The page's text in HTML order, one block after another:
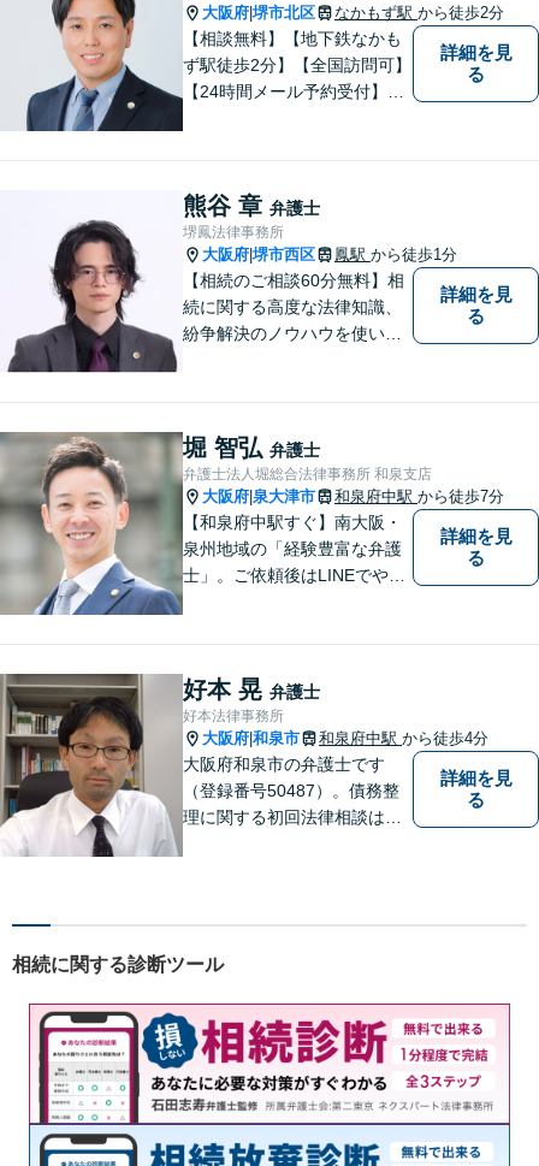
大阪府 堺市北区 なかもず駅 から徒歩2分
【相談無料】【地下鉄なかも
ず駅徒歩2分】【全国訪問可】
【24時間メール予約受付】
ます。
詳細を見
る
熊谷 章 弁護士
堺鳳法律事務所
大阪府 堺市西区 鳳駅 から徒歩1分
【相続のご相談60分無料】相
続に関する高度な法律知識、
紛争解決のノウハウを使い、
確かつスピーディーに進め、
ご相談様にとって最適なご提
案ができるよう努めます。
詳細を見
る
堀 智弘 弁護士
弁護士法人堀総合法律事務所 和泉支店
大阪府 泉大津市 和泉府中駅 から徒歩7分
【和泉府中駅すぐ】南大阪・
泉州地域の「経験豊富な弁護
士」。ご依頼後はLINEでやり
制。グループ会社に税理士法
人・社労士事務所・不動産会
社があり問題を丸ごと解決！
詳細を見
る
好本 晃 弁護士
好本法律事務所
大阪府 和泉市 和泉府中駅 から徒歩4分
大阪府和泉市の弁護士です
（登録番号50487）。債務整
理に関する初回法律相談は無
詳細を見
る
相続に関する診断ツール